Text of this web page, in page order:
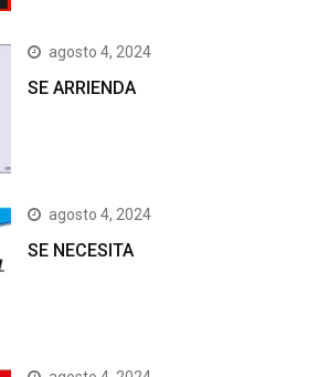
agosto 4, 2024
SE ARRIENDA
agosto 4, 2024
SE NECESITA